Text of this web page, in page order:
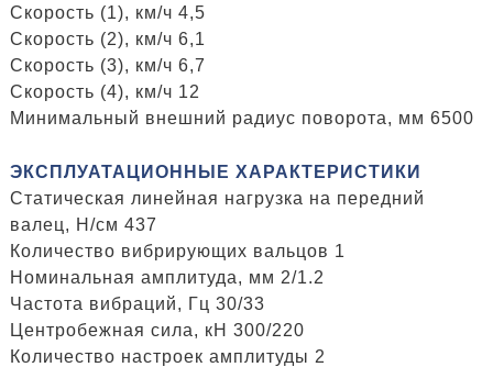
Скорость (1), км/ч 4,5
Скорость (2), км/ч 6,1
Скорость (3), км/ч 6,7
Скорость (4), км/ч 12
Минимальный внешний радиус поворота, мм 6500
ЭКСПЛУАТАЦИОННЫЕ ХАРАКТЕРИСТИКИ
Статическая линейная нагрузка на передний
валец, H/см 437
Количество вибрирующих вальцов 1
Номинальная амплитуда, мм 2/1.2
Частота вибраций, Гц 30/33
Центробежная сила, кН 300/220
Количество настроек амплитуды 2